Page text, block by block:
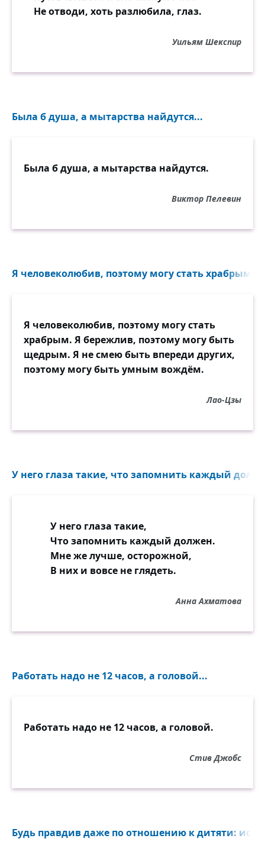
Не отводи, хоть разлюбила, глаз.
Уильям Шекспир
Была б душа, а мытарства найдутся...
Была б душа, а мытарства найдутся.
Виктор Пелевин
Я человеколюбив, поэтому могу стать храбрым...
Я человеколюбив, поэтому могу стать
храбрым. Я бережлив, поэтому могу быть
щедрым. Я не смею быть впереди других,
поэтому могу быть умным вождём.
Лао-Цзы
У него глаза такие, что запомнить каждый
У него глаза такие,
Что запомнить каждый должен.
Мне же лучше, осторожной,
В них и вовсе не глядеть.
Анна Ахматова
Работать надо не 12 часов, а головой...
Работать надо не 12 часов, а головой.
Стив Джобс
Будь правдив даже по отношению к дитяти: